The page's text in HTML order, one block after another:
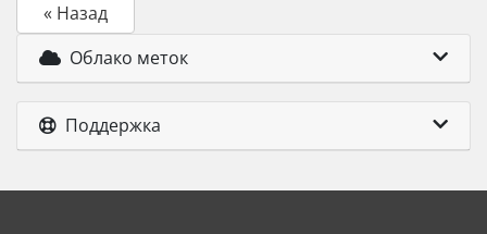
« Назад
Облако меток
Поддержка